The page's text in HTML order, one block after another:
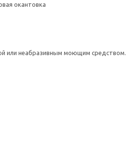
окантовка
или неабразивным моющим средством.